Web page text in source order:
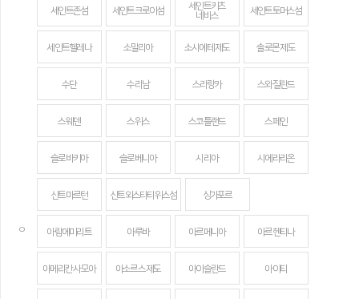
세인트존섬 세인트크로이섬
세인트키츠
네비스
세인트토머스섬
세인트헬레나 소말리아 소시에테 제도 솔로몬 제도
수단 수리남 스리랑카 스와질란드
스웨덴 스위스 스코틀랜드 스페인
슬로바키아 슬로베니아 시리아 시에라리온
신트마르턴 신트외스타티위스섬 싱가포르
ㅇ 아랍에미리트 아루바 아르메니아 아르헨티나
아메리칸 사모아 아소르스 제도 아이슬란드 아이티